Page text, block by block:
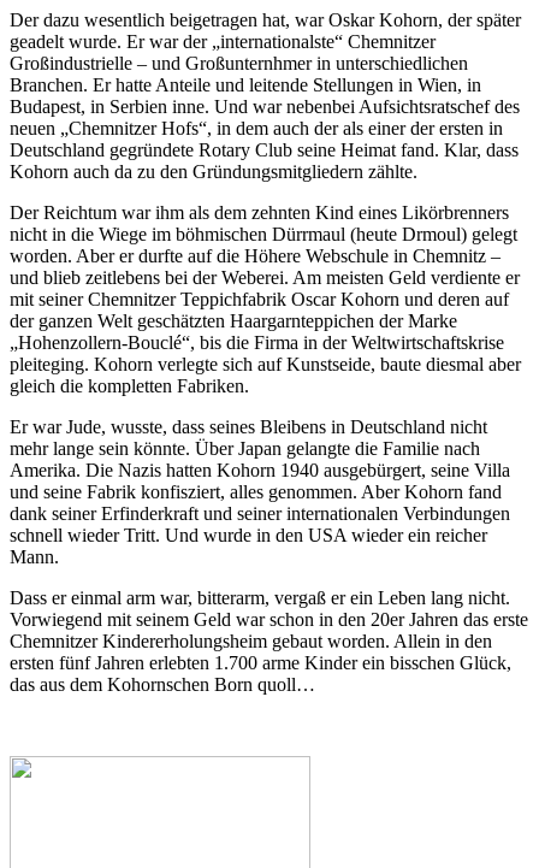
Der dazu wesentlich beigetragen hat, war Oskar Kohorn, der später
geadelt wurde. Er war der „internationalste“ Chemnitzer
Großindustrielle – und Großunternhmer in unterschiedlichen
Branchen. Er hatte Anteile und leitende Stellungen in Wien, in
Budapest, in Serbien inne. Und war nebenbei Aufsichtsratschef des
neuen „Chemnitzer Hofs“, in dem auch der als einer der ersten in
Deutschland gegründete Rotary Club seine Heimat fand. Klar, dass
Kohorn auch da zu den Gründungsmitgliedern zählte.
Der Reichtum war ihm als dem zehnten Kind eines Likörbrenners
nicht in die Wiege im böhmischen Dürrmaul (heute Drmoul) gelegt
worden. Aber er durfte auf die Höhere Webschule in Chemnitz –
und blieb zeitlebens bei der Weberei. Am meisten Geld verdiente er
mit seiner Chemnitzer Teppichfabrik Oscar Kohorn und deren auf
der ganzen Welt geschätzten Haargarnteppichen der Marke
„Hohenzollern-Bouclé“, bis die Firma in der Weltwirtschaftskrise
pleiteging. Kohorn verlegte sich auf Kunstseide, baute diesmal aber
gleich die kompletten Fabriken.
Er war Jude, wusste, dass seines Bleibens in Deutschland nicht
mehr lange sein könnte. Über Japan gelangte die Familie nach
Amerika. Die Nazis hatten Kohorn 1940 ausgebürgert, seine Villa
und seine Fabrik konfisziert, alles genommen. Aber Kohorn fand
dank seiner Erfinderkraft und seiner internationalen Verbindungen
schnell wieder Tritt. Und wurde in den USA wieder ein reicher
Mann.
Dass er einmal arm war, bitterarm, vergaß er ein Leben lang nicht.
Vorwiegend mit seinem Geld war schon in den 20er Jahren das erste
Chemnitzer Kindererholungsheim gebaut worden. Allein in den
ersten fünf Jahren erlebten 1.700 arme Kinder ein bisschen Glück,
das aus dem Kohornschen Born quoll…